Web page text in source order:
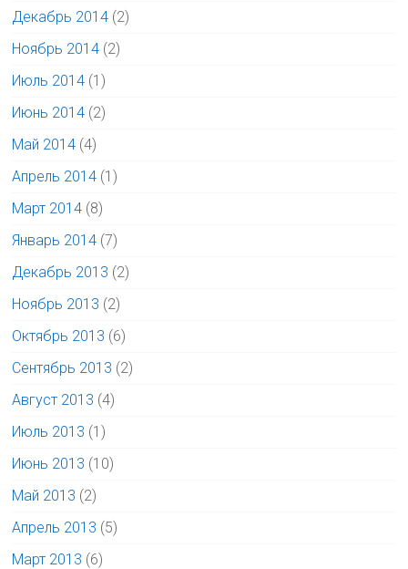
Декабрь 2014 (2)
Ноябрь 2014 (2)
Июль 2014 (1)
Июнь 2014 (2)
Май 2014 (4)
Апрель 2014 (1)
Март 2014 (8)
Январь 2014 (7)
Декабрь 2013 (2)
Ноябрь 2013 (2)
Октябрь 2013 (6)
Сентябрь 2013 (2)
Август 2013 (4)
Июль 2013 (1)
Июнь 2013 (10)
Май 2013 (2)
Апрель 2013 (5)
Март 2013 (6)